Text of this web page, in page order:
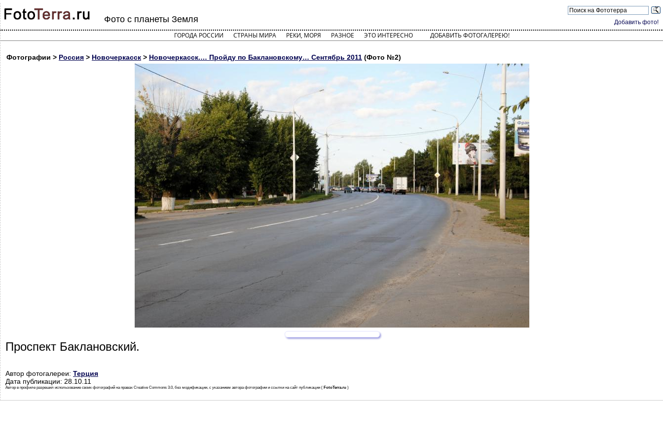
Добавить фото!
Фото с планеты Земля
ГОРОДА РОССИИ СТРАНЫ МИРА РЕКИ, МОРЯ РАЗНОЕ ЭТО ИНТЕРЕСНО ДОБАВИТЬ ФОТОГАЛЕРЕЮ!
Фотографии > Россия > Новочеркасск > Новочеркасск.… Пройду по Баклановскому… Сентябрь 2011 (Фото №2)
Проспект Баклановский.
Автор фотогалереи: Терция
Дата публикации: 28.10.11
Автор в профиле разрешил использование своих фотографий на правах Creative Commons 3.0, без модификации, с указанием автора фотографии и ссылки на сайт публикации ( FotoTerra.ru )